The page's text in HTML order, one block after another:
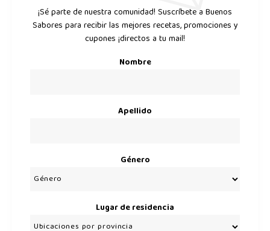
¡Sé parte de nuestra comunidad! Suscríbete a Buenos
Sabores para recibir las mejores recetas, promociones y
cupones ¡directos a tu mail!
Nombre
Apellido
Género
Lugar de residencia